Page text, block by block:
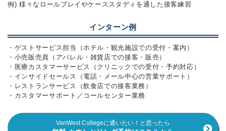
例) 様々なロールプレイやケーススタディを通した接客練習
インターン例
・ゲストサービス担当（ホテル・観光施設での受付・案内）
・小売販売員（アパレル・雑貨店での接客・販売）
・医療カスタマーサービス（クリニックでの受付・予約対応）
・インサイドセールス（電話・メール中心の営業サポート）
・レストランサービス（飲食店での接客業務）
・カスタマーサポート／コールセンター業務
VanWest Collegeに通いたい！と思ったら